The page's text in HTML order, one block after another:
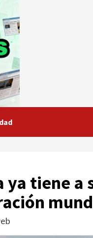
ya tiene a